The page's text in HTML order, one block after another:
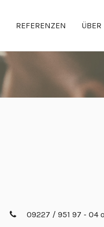
REFERENZEN ÜBER
09227 / 951 97 - 04